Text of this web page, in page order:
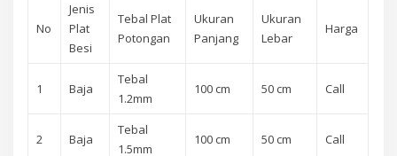
No
Jenis
Plat
Besi
Tebal Plat
Potongan
Ukuran
Panjang
Ukuran
Lebar
Harga
1 Baja
Tebal
1.2mm
100 cm 50 cm Call
2 Baja
Tebal
1.5mm
100 cm 50 cm Call